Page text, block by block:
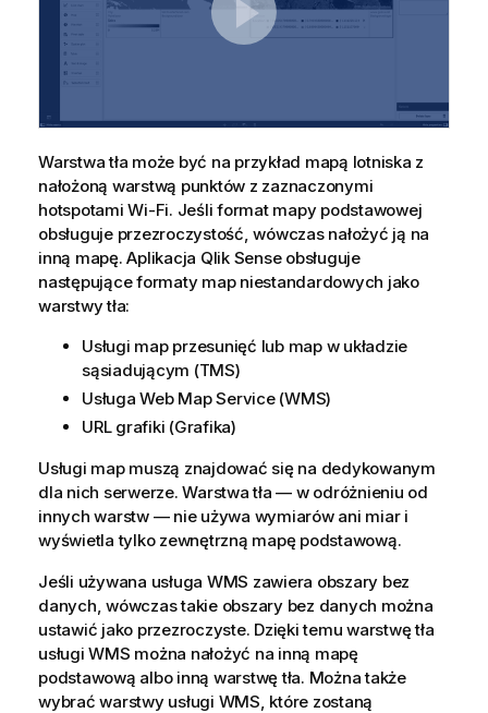
Warstwa tła może być na przykład mapą lotniska z
nałożoną warstwą punktów z zaznaczonymi
hotspotami Wi-Fi. Jeśli format mapy podstawowej
obsługuje przezroczystość, wówczas nałożyć ją na
inną mapę. Aplikacja Qlik Senseobsługuje
następujące formaty map niestandardowych jako
warstwy tła:
Usługi map przesunięć lub map w układzie
sąsiadującym (TMS)
Usługa Web Map Service (WMS)
URL grafiki (Grafika)
Usługi map muszą znajdować się na dedykowanym
dla nich serwerze. Warstwa tła — w odróżnieniu od
innych warstw — nie używa wymiarów ani miar i
wyświetla tylko zewnętrzną mapę podstawową.
Jeśli używana usługa WMS zawiera obszary bez
danych, wówczas takie obszary bez danych można
ustawić jako przezroczyste. Dzięki temu warstwę tła
usługiWMS można nałożyć na inną mapę
podstawową albo inną warstwę tła. Można także
wybrać warstwy usługi WMS , które zostaną